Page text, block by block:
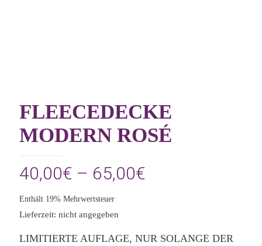
FLEECEDECKE
MODERN ROSÉ
40,00€ – 65,00€
Enthält 19% Mehrwertsteuer
Lieferzeit: nicht angegeben
LIMITIERTE AUFLAGE, NUR SOLANGE DER